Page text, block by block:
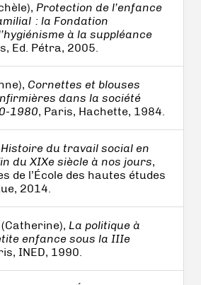
Protection de l’enfance
: la Fondation
à la suppléance
Ed. Pétra, 2005.
Cornettes et blouses
dans la société
1980, Paris, Hachette, 1984.
Histoire du travail social en
du XIXe siècle à nos jours,
de l’École des hautes études
2014.
La politique à
enfance sous la IIIe
INED, 1990.